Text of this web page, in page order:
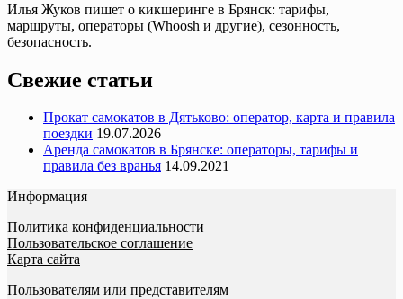
Илья Жуков пишет о кикшеринге в Брянск: тарифы,
маршруты, операторы (Whoosh и другие), сезонность,
безопасность.
Свежие статьи
Прокат самокатов в Дятьково: оператор, карта и правила
поездки 19.07.2026
Аренда самокатов в Брянске: операторы, тарифы и
правила без вранья 14.09.2021
Информация
Политика конфиденциальности
Пользовательское соглашение
Карта сайта
Пользователям или представителям